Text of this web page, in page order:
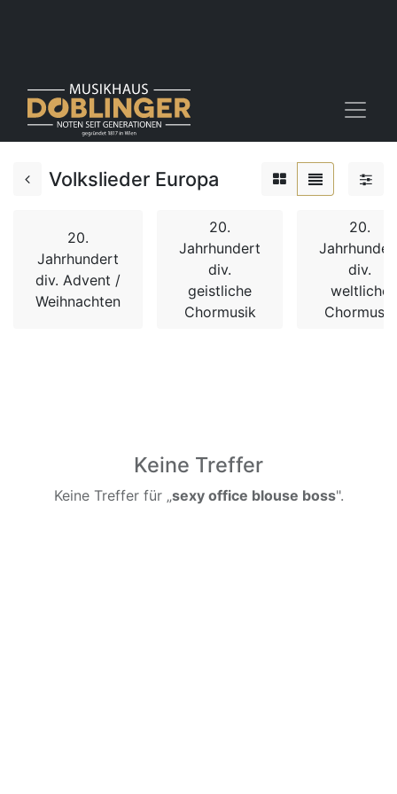
Volkslieder Europa
20.
Jahrhundert
div. Advent /
Weihnachten
20.
Jahrhundert
div.
geistliche
Chormusik
20.
div.
weltliche
Chormusik
Keine Treffer
Keine Treffer für „sexy office blouse boss".